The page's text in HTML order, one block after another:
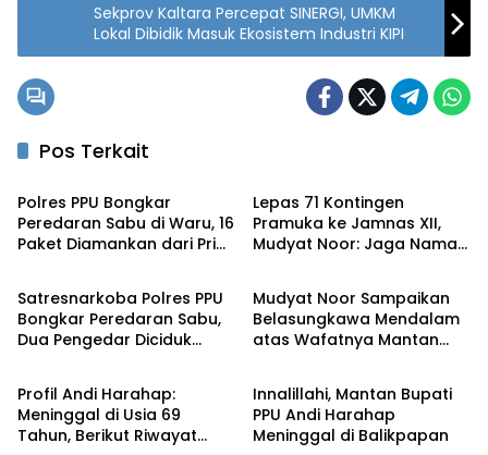
Sekprov Kaltara Percepat SINERGI, UMKM
Lokal Dibidik Masuk Ekosistem Industri KIPI
Pos Terkait
Penajam
Polres PPU Bongkar
Peredaran Sabu di Waru, 16
Paket Diamankan dari Pria
Lepas 71 Kontingen
Pramuka ke Jamnas XII,
Mudyat Noor: Jaga Nama
Penajam
Satresnarkoba Polres PPU
Bongkar Peredaran Sabu,
Dua Pengedar Diciduk
Penajam
Mudyat Noor Sampaikan
Belasungkawa Mendalam
atas Wafatnya Mantan
Penajam
Profil Andi Harahap:
Meninggal di Usia 69
Tahun, Berikut Riwayat
Penajam
Innalillahi, Mantan Bupati
PPU Andi Harahap
Meninggal di Balikpapan